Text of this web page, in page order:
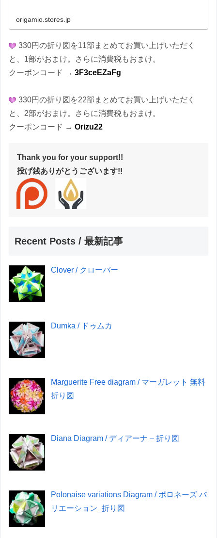
origamio.stores.jp
330円の折り図を11部まとめてお買い上げいただく
と、1部がおまけ。さらに消費税もおまけ。
クーポンコード →3F3ceEZaFg
330円の折り図を22部まとめてお買い上げいただく
と、2部がおまけ。さらに消費税もおまけ。
クーポンコード →Orizu22
Thank you for your support!!
投げ銭ありがとうございます!!
Recent Posts / 最新記事
Clover / クローバー
Dumka / ドゥムカ
Marguerite Free diagram / マーガレット 無料
折り図
Diana Diagram / ディアーナ – 折り図
Polonaise variations Diagram / ポロネーズ バ
リエーション_折り図